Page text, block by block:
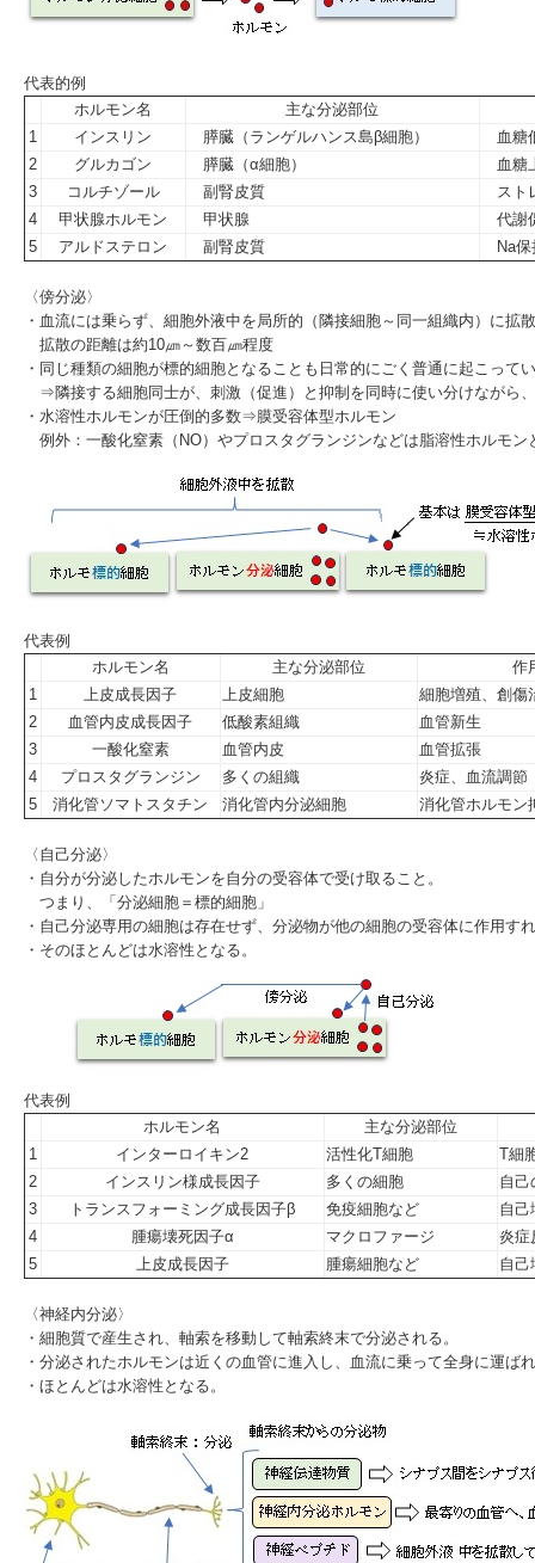
代表的例
ホルモン名
主な分泌部位
1
インスリン 膵臓（ランゲルハンス島β細胞）
血糖
2
グルカゴン 膵臓（α細胞）
血糖
3
コルチゾール 副腎皮質
スト
4
甲状腺ホルモン 甲状腺
代謝
5
アルドステロン 副腎皮質 Na保
〈傍分泌〉
・血流には乗らず、細胞外液中を局所的（隣接細胞～同一組織内）に拡散
拡散の距離は約10㎛～数百㎛程度
・同じ種類の細胞が標的細胞となることも日常的にごく普通に起こっ
⇒隣接する細胞同士が、刺激（促進）と抑制を同時に使い分けながら
・水溶性ホルモンが圧倒的多数⇒膜受容体型ホルモン
例外：一酸化窒素（NO）やプロスタグランジンなどは脂溶性ホルモン
代表例
ホルモン名
主な分泌部位
作
1
上皮成長因子 上皮細胞
細胞増殖、創傷
2
血管内皮成長因子 低酸素組織
血管新生
3
一酸化窒素 血管内皮
血管拡張
4
プロスタグランジン 多くの組織
炎症、血流調節
5
消化管ソマトスタチン 消化管内分泌細胞 消化管ホルモン
〈自己分泌〉
・自分が分泌したホルモンを自分の受容体で受け取ること。
つまり、「分泌細胞＝標的細胞」
・自己分泌専用の細胞は存在せず、分泌物が他の細胞の受容体に作用す
・そのほとんどは水溶性となる。
代表例
ホルモン名
主な分泌部位
1
インターロイキン2 活性化T細胞
T細
2
インスリン様成長因子 多くの細胞
自己
3
トランスフォーミング成長因子β 免疫細胞など
自己
4
腫瘍壊死因子α マクロファージ
炎症
5
上皮成長因子 腫瘍細胞など 自己
〈神経内分泌〉
・細胞質で産生され、軸索を移動して軸索終末で分泌される。
・分泌されたホルモンは近くの血管に進入し、血流に乗って全身に運ば
・ほとんどは水溶性となる。